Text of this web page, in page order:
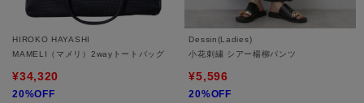
HIROKO HAYASHI
MAMELI（マメリ）2wayトートバッグ
¥34,320
20%OFF
Dessin(Ladies)
小花刺繍 シアー楊柳パンツ
¥5,596
20%OFF